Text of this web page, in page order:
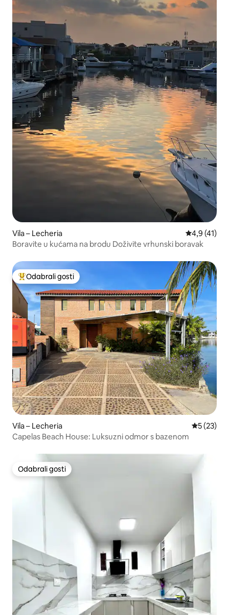
Vila – Lecheria Prosječna
4,9 (41)
Boravite u kućama na brodu Doživite vrhunski boravak
Među najviše rangiranima s oznakom „Odabrali gosti”
Odabrali gosti
Vila – Lecheria Prosječna
5 (23)
Capelas Beach House: Luksuzni odmor s bazenom
Odabrali gosti
Odabrali gosti